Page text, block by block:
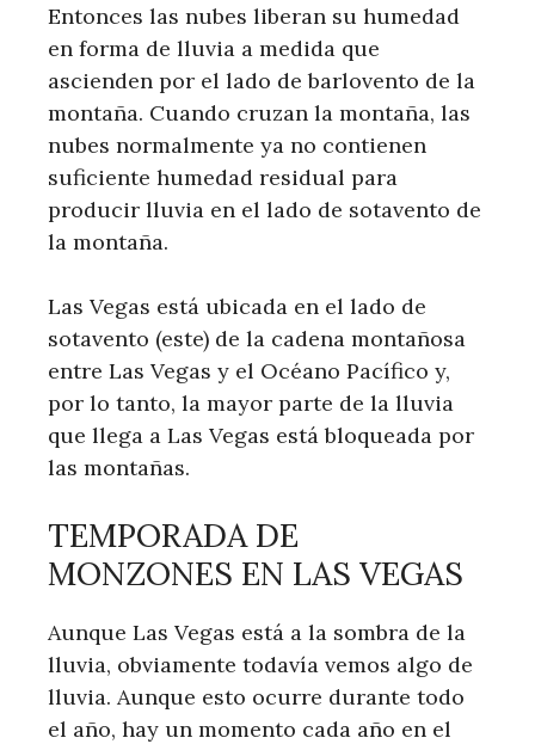
Entonces las nubes liberan su humedad
en forma de lluvia a medida que
ascienden por el lado de barlovento de la
montaña. Cuando cruzan la montaña, las
nubes normalmente ya no contienen
suficiente humedad residual para
producir lluvia en el lado de sotavento de
la montaña.
Las Vegas está ubicada en el lado de
sotavento (este) de la cadena montañosa
entre Las Vegas y el Océano Pacífico y,
por lo tanto, la mayor parte de la lluvia
que llega a Las Vegas está bloqueada por
las montañas.
TEMPORADA DE
MONZONES EN LAS VEGAS
Aunque Las Vegas está a la sombra de la
lluvia, obviamente todavía vemos algo de
lluvia. Aunque esto ocurre durante todo
el año, hay un momento cada año en el